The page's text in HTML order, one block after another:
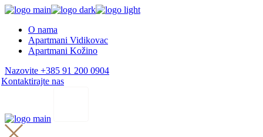
Skip
content
O nama
Apartmani Vidikovac
Apartmani Kožino
Nazovite +385 91 200 0904
Kontaktirajte nas